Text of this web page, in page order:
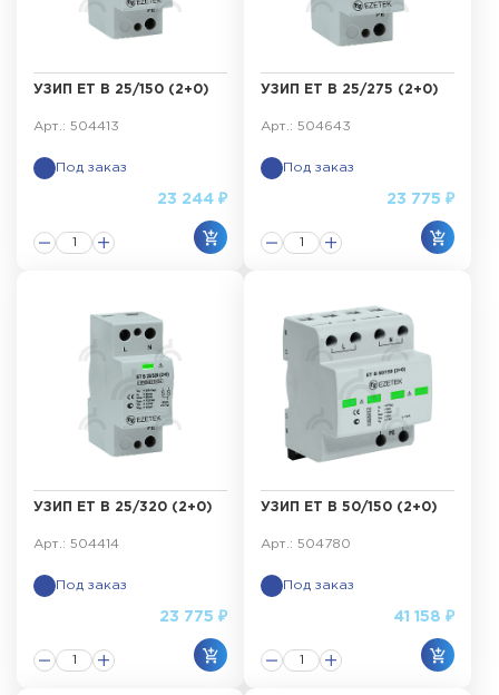
УЗИП ET B 25/150 (2+0)
Арт.: 504413
Под заказ
23 244 ₽
УЗИП ET B 25/275 (2+0)
Арт.: 504643
Под заказ
23 775 ₽
УЗИП ET B 25/320 (2+0)
Арт.: 504414
Под заказ
23 775 ₽
УЗИП ET B 50/150 (2+0)
Арт.: 504780
Под заказ
41 158 ₽